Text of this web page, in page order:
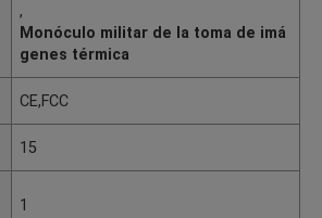
,
Monóculo militar de la toma de imá
genes térmica
CE,FCC
15
1